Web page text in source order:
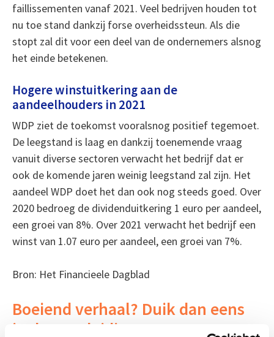
faillissementen vanaf 2021. Veel bedrijven houden tot
nu toe stand dankzij forse overheidssteun. Als die
stopt zal dit voor een deel van de ondernemers alsnog
het einde betekenen.
Hogere winstuitkering aan de
aandeelhouders in 2021
WDP ziet de toekomst vooralsnog positief tegemoet.
De leegstand is laag en dankzij toenemende vraag
vanuit diverse sectoren verwacht het bedrijf dat er
ook de komende jaren weinig leegstand zal zijn. Het
aandeel WDP doet het dan ook nog steeds goed. Over
2020 bedroeg de dividenduitkering 1 euro per aandeel,
een groei van 8%. Over 2021 verwacht het bedrijf een
winst van 1.07 euro per aandeel, een groei van 7%.
Bron: Het Financieele Dagblad
Boeiend verhaal? Duik dan eens
in deze opleidingen: